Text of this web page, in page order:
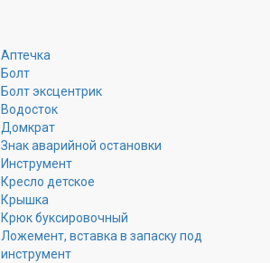
Аптечка
Болт
Болт эксцентрик
Водосток
Домкрат
Знак аварийной остановки
Инструмент
Кресло детское
Крышка
Крюк буксировочный
Ложемент, вставка в запаску под
инструмент